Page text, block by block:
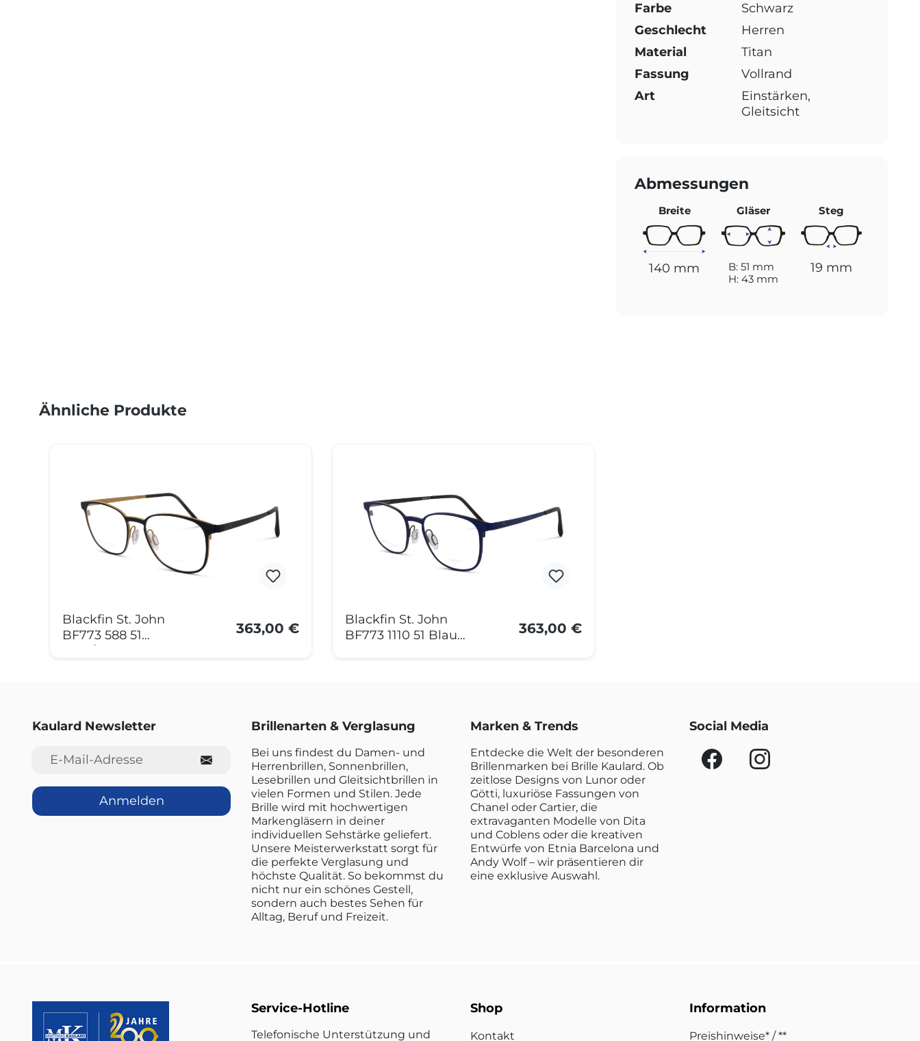
Farbe
Schwarz
Geschlecht
Herren
Material
Titan
Fassung
Vollrand
Art
Einstärken,
Gleitsicht
Abmessungen
Breite
140 mm
Gläser
B: 51 mm
H: 43 mm
Steg
19 mm
Ähnliche Produkte
Blackfin St. John
BF773 588 51
363,00 €
Blackfin St. John
BF773 1110 51 Blau
363,00 €
Kaulard Newsletter
E-Mail-Adresse
Anmelden
Brillenarten & Verglasung
Bei uns findest du Damen- und
Herrenbrillen, Sonnenbrillen,
Lesebrillen und Gleitsichtbrillen in
vielen Formen und Stilen. Jede
Brille wird mit hochwertigen
Markengläsern in deiner
individuellen Sehstärke geliefert.
Unsere Meisterwerkstatt sorgt für
die perfekte Verglasung und
höchste Qualität. So bekommst du
nicht nur ein schönes Gestell,
sondern auch bestes Sehen für
Alltag, Beruf und Freizeit.
Marken & Trends
Entdecke die Welt der besonderen
Brillenmarken bei Brille Kaulard. Ob
zeitlose Designs von Lunor oder
Götti, luxuriöse Fassungen von
Chanel oder Cartier, die
extravaganten Modelle von Dita
und Coblens oder die kreativen
Entwürfe von Etnia Barcelona und
Andy Wolf – wir präsentieren dir
eine exklusive Auswahl.
Social Media
Service-Hotline
Telefonische Unterstützung und
Shop
Kontakt
Information
Preishinweise* / **